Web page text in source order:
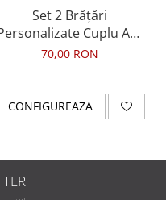
Set 2 Brățări
Cuplu Aur
18K – Inox Waterproof,
70,00 RON
CONFIGUREAZA